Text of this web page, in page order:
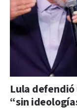
Lula
“sin